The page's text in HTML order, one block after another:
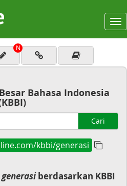
N
Bahasa Indonesia
Cari
kbbi/generasi
generasiberdasarkan KBBI